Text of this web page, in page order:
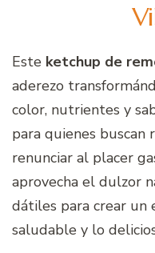
Este ketchup de
aderezo
color, nutrientes y
para quienes buscan
renunciar al placer
aprovecha el dulzor
dátiles para crear
saludable y lo